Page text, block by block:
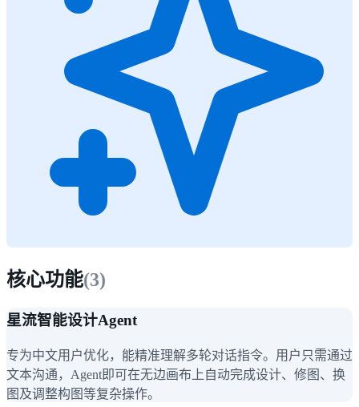
核心功能(3)
星流智能设计Agent
专为中文用户优化，能精准理解多轮对话指令。用户只需通过
文本沟通，Agent即可在无边画布上自动完成设计、修图、换
图及调整构图等复杂操作。